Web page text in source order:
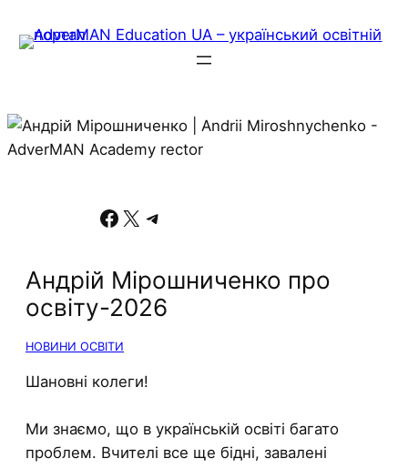
Facebook X Telegram
Андрій Мірошниченко про
освіту-2026
НОВИНИ ОСВІТИ
Шановні колеги!
Ми знаємо, що в українській освіті багато
проблем. Вчителі все ще бідні, завалені